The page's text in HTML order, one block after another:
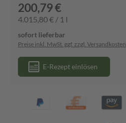
200,79 €
4.015,80 € / 1 l
sofort lieferbar
Preise inkl. MwSt. ggf. zzgl. Versandkosten
E-Rezept einlösen